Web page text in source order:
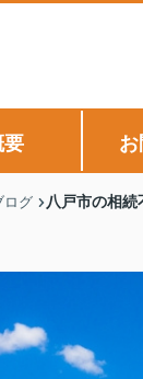
要
ログ 八戸市の相